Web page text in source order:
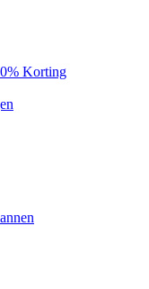
Korting